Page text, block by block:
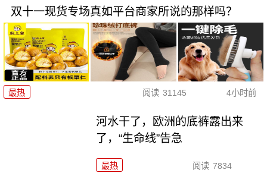
双十一现货专场真如平台商家所说的那样吗？
最热 阅读 31145 4小时前
河水干了，欧洲的底裤露出来
了，“生命线”告急
最热 阅读 7834